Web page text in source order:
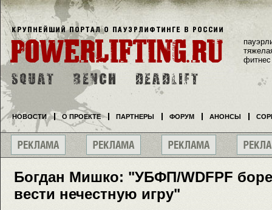
Богдан Мишко: "УБФП/WDFPF
вести нечестную игру"
фитнес
НОВОСТИ О ПРОЕКТЕ ПАРТНЕРЫ ФОРУМ АНОНСЫ